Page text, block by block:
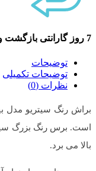
7 روز گارانتی بازگشت وجه
توضیحات
توضیحات تکمیلی
نظرات (0)
است. برس رنگ بزرگ
بالا می برد.